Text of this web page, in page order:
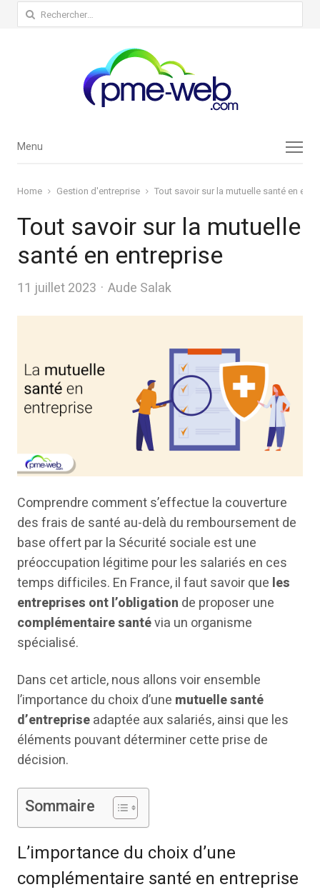
Rechercher :
Menu
Menu
Home Gestion d'entreprise Tout savoir sur la mutuelle santé en
Tout savoir sur la mutuelle
santé en entreprise
11 juillet 2023 Author
Aude Salak
Comprendre comment s’effectue la couverture
des frais de santé au-delà du remboursement de
base offert par la Sécurité sociale est une
préoccupation légitime pour les salariés en ces
temps difficiles. En France, il faut savoir que les
entreprises ont l’obligation de proposer une
complémentaire santévia un organisme
spécialisé.
Dans cet article, nous allons voir ensemble
l’importance du choix d’une mutuelle santé
d’entrepriseadaptée aux salariés, ainsi que les
éléments pouvant déterminer cette prise de
décision.
Sommaire
L’importance du choix d’une
complémentaire santé en entreprise